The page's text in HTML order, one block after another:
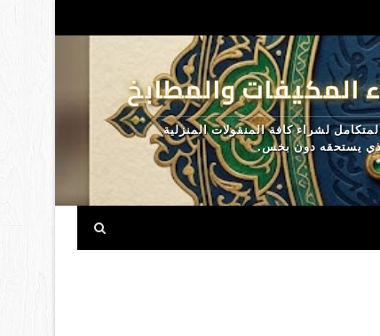
المكيفات والمطابخ
لشراء كافة المنقولات المنزلية
يستحقه دون بخس.